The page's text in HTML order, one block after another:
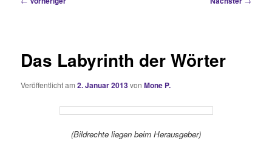
Das Labyrinth der Wörter
Veröffentlicht am2. Januar 2013vonMone P.
(Bildrechte liegen beim Herausgeber)